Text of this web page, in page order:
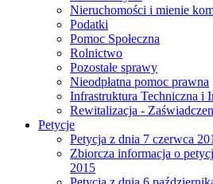
Nieruchomości i mienie
Podatki
Pomoc Społeczna
Rolnictwo
Pozostałe sprawy
Nieodpłatna pomoc prawna
Infrastruktura Techniczna i
Rewitalizacja -
Petycje
Petycja z dnia 7 czerwca
Zbiorcza informacja o
2015